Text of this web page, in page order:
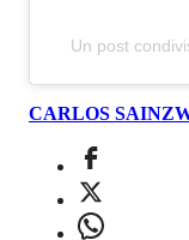
Un post
CARLOS SAINZ